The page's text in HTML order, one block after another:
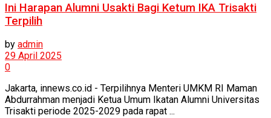
Ini Harapan Alumni Usakti Bagi Ketum IKA Trisakti
Terpilih
by admin
29 April 2025
0
Jakarta, innews.co.id - Terpilihnya Menteri UMKM RI Maman
Abdurrahman menjadi Ketua Umum Ikatan Alumni Universitas
Trisakti periode 2025-2029 pada rapat ...